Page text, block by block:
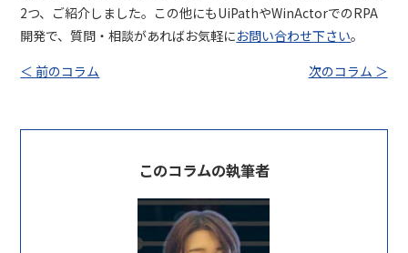
2つ、ご紹介しました。この他にもUiPathやWinActorでのRPA
開発で、質問・相談があればお気軽にお問い合わせ下さい。
＜ 前のコラム
次のコラム ＞
このコラムの執筆者